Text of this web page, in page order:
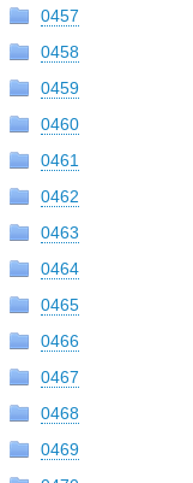
0457
0458
0459
0460
0461
0462
0463
0464
0465
0466
0467
0468
0469